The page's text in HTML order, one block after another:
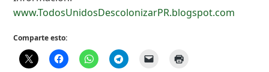
www.TodosUnidosDescolonizarPR.blogspot.com
Comparte esto: